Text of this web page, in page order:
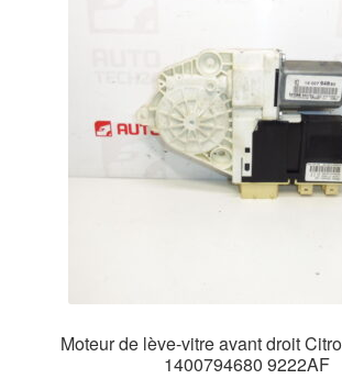
Moteur de lève-vitre avant droit
1400794680 9222AF